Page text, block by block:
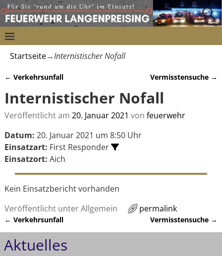
Startseite→Internistischer Nofall
← Verkehrsunfall Vermisstensuche →
Internistischer Nofall
Veröffentlicht am 20. Januar 2021 von feuerwehr
Datum: 20. Januar 2021 um 8:50 Uhr
Einsatzart: First Responder
Einsatzort: Aich
Kein Einsatzbericht vorhanden
Veröffentlicht unterAllgemein permalink
Artikelnavigation
← Verkehrsunfall Vermisstensuche →
Aktuelles